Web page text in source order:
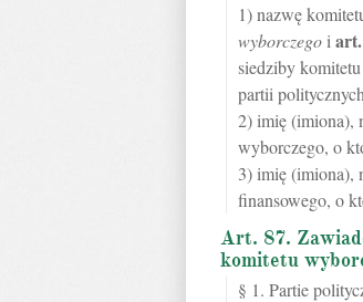
1) nazwę
wyborczego i art.
siedziby
partii
2) imię (imiona),
wyborczego, o
3) imię (imiona),
finansowego, o
Art. 87.
komitetu
§ 1. Partie